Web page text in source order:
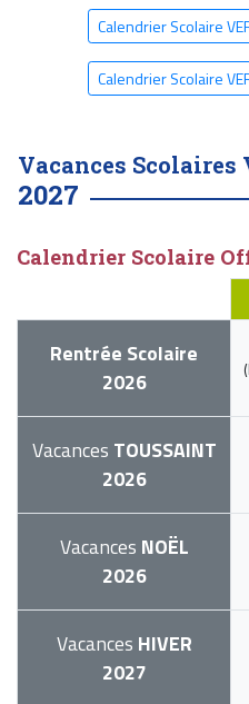
Calendrier Scolaire
Calendrier Scolaire
Vacances Scolaires
2027
Calendrier Scolaire
Rentrée Scolaire
2026
Vacances TOUSSAINT
2026
Vacances NOËL
2026
Vacances HIVER
2027